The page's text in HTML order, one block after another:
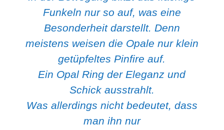
Funkeln nur so auf, was eine
Besonderheit darstellt. Denn
meistens weisen die Opale nur klein
getüpfeltes Pinfire auf.
Ein Opal Ring der Eleganz und
Schick ausstrahlt.
Was allerdings nicht bedeutet, dass
man ihn nur